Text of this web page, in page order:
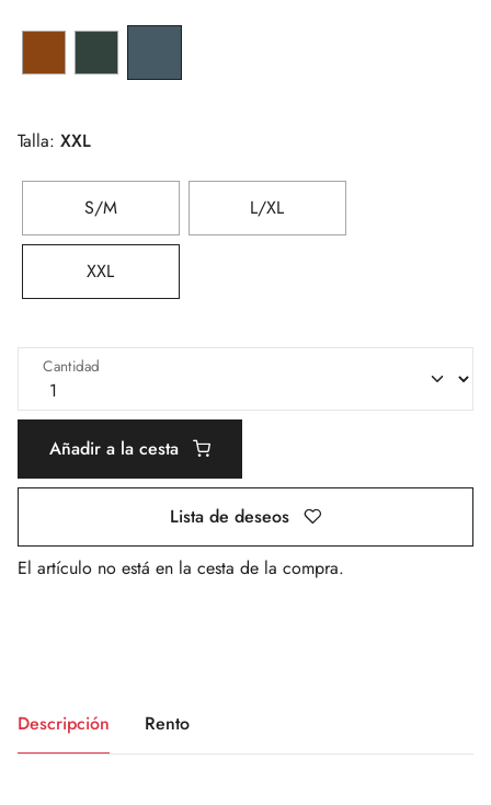
Talla: XXL
S/M L/XL
XXL
Cantidad
Añadir a la cesta
Lista de deseos
El artículo no está en la cesta de la compra.
Descripción Rento